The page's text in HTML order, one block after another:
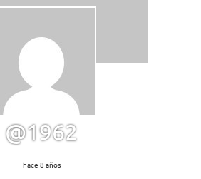
@1962
hace 8 años